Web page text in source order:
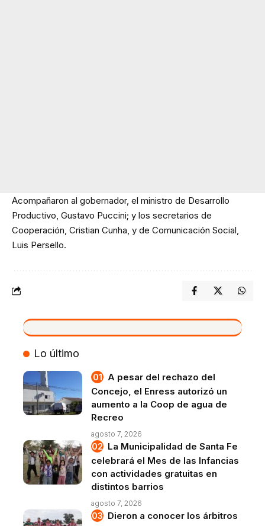
Acompañaron al gobernador, el ministro de Desarrollo
Productivo, Gustavo Puccini; y los secretarios de
Cooperación, Cristian Cunha, y de Comunicación Social,
Luis Persello.
VIVO
Lo último
A pesar del rechazo del
Concejo, el Enress autorizó un
aumento a la Coop de agua de
Recreo
agosto 7, 2026
La Municipalidad de Santa Fe
celebrará el Mes de las Infancias
con actividades gratuitas en
distintos barrios
agosto 7, 2026
Dieron a conocer los árbitros